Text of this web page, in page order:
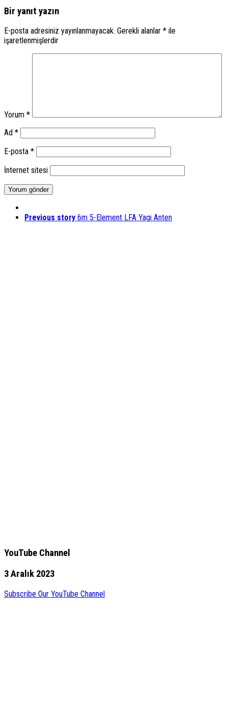
Bir yanıt yazın
E-posta adresiniz yayınlanmayacak. Gerekli alanlar * ile
işaretlenmişlerdir
Yorum *
Ad *
E-posta *
İnternet sitesi
Previous story 6m 5-Element LFA Yagi Anten
YouTube Channel
3 Aralık 2023
Subscribe Our YouTube Channel